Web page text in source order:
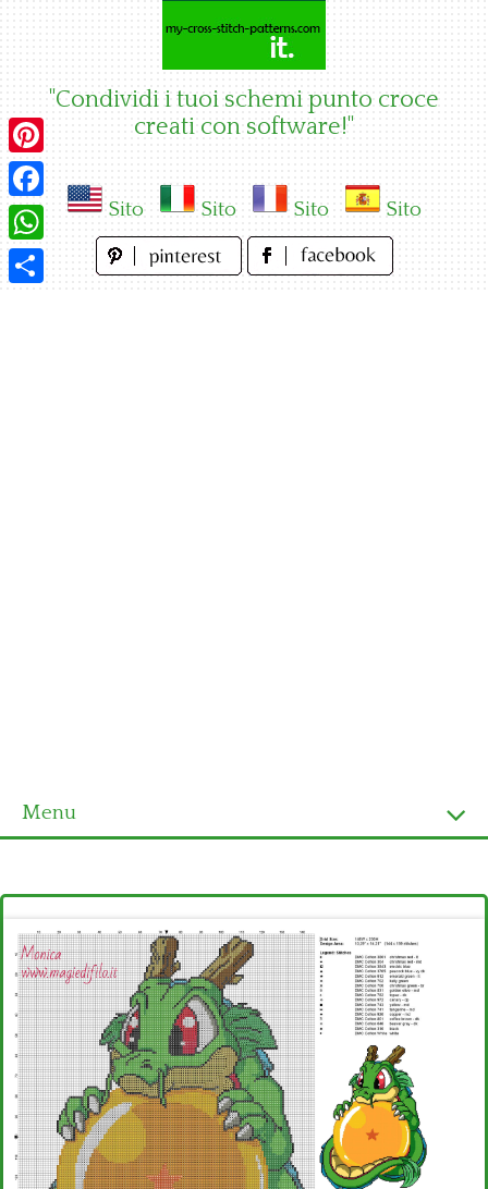
"Condividi i tuoi schemi punto croce
creati con software!"
Sito Sito Sito Sito
Menu
Ultimi schemi
Alfabeto
Bambini
Disney
Thun
Pinterest
Facebook
WhatsApp